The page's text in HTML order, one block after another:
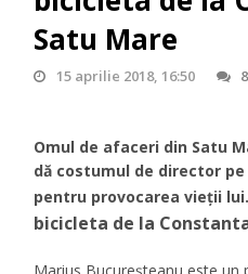
Satu Mare
15 aprilie 2018, 16:50
Omul de afaceri din Satu
dă costumul de director
pentru provocarea vieţii
bicicleta de la
Marius Bucureşteanu este un